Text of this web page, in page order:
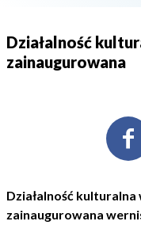
Działalność
zainaugurowana
Działalność
zainaugurowana